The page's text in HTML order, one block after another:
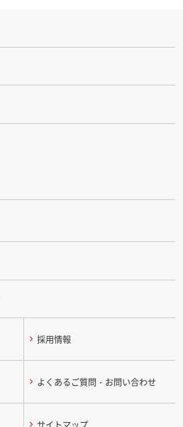
採用情報
よくあるご質問・お問い合わせ